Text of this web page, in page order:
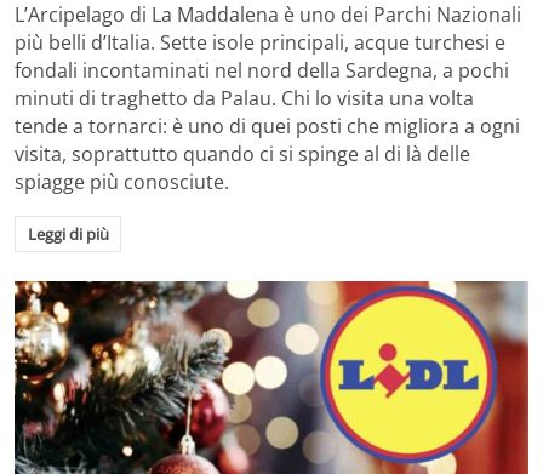
L’Arcipelago di La Maddalena è uno dei Parchi Nazionali
più belli d’Italia. Sette isole principali, acque turchesi e
fondali incontaminati nel nord della Sardegna, a pochi
minuti di traghetto da Palau. Chi lo visita una volta
tende a tornarci: è uno di quei posti che migliora a ogni
visita, soprattutto quando ci si spinge al di là delle
spiagge più conosciute.
Leggi di più